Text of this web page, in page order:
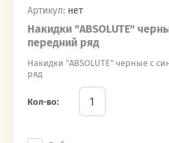
Артикул: нет
Накидки "ABSOLUTE"
передний ряд
Накидки "ABSOLUTE" черные с
ряд
Кол-во: